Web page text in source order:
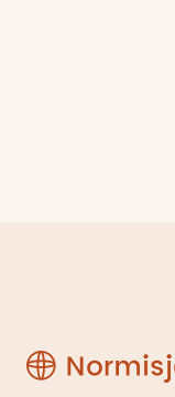
Region
Rogaland